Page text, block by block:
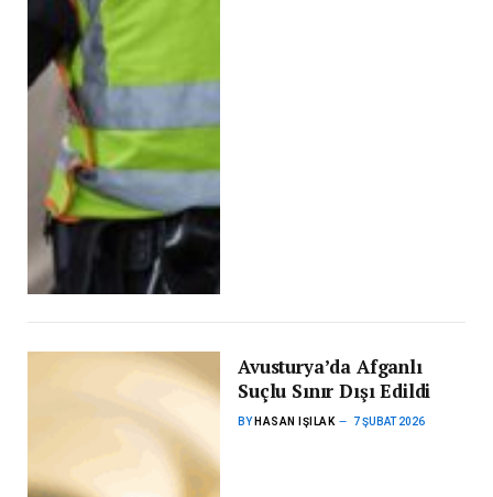
Avusturya’da Afganlı
Suçlu Sınır Dışı Edildi
BY HASAN IŞILAK 7 ŞUBAT 2026